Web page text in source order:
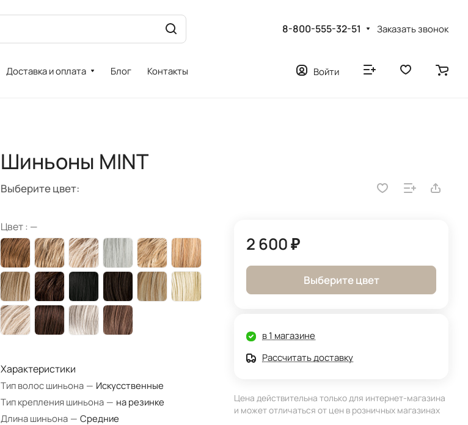
8-800-555-32-51 Заказать звонок
Доставка и оплата Блог Контакты Войти
Шиньоны MINT
Выберите цвет:
Цвет : —
Характеристики
Тип волос шиньона — Искусственные
Тип крепления шиньона — на резинке
Длина шиньона — Средние
2 600 ₽
Выберите цвет
в 1 магазине
Рассчитать доставку
Цена действительна только для интернет-магазина
и может отличаться от цен в розничных магазинах